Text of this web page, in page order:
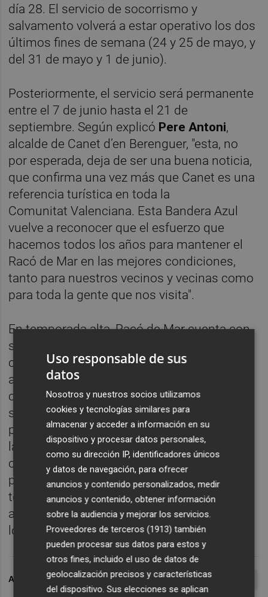
día 28. El servicio de socorrismo y
salvamento volverá a estar operativo los dos
últimos fines de semana (24 y 25 de mayo, y
del 31 de mayo y 1 de junio).
Posteriormente, el servicio será permanente
entre el 7 de junio hasta el 21 de
septiembre. Según explicó Pere Antoni,
alcalde de Canet d’en Berenguer, "esta, no
por esperada, deja de ser una buena noticia,
que confirma una vez más que Canet es una
referencia turística en toda la
Comunitat Valenciana. Esta Bandera Azul
vuelve a reconocer que el esfuerzo que
hacemos todos los años para mantener el
Racó de Mar en las mejores condiciones,
tanto para nuestros vecinos y vecinas como
para toda la gente que nos visita".
En temporada alta, Racó de Mar cuenta con
servicio de socorrismo y salvamento, con
cinco trabajadores, un técnico en
ambulancias y una lancha. Además, como
cada inicio de temporada, en las últimas
señales se han renovado la señalítica y las
pasarelas de acceso. Las duchas y los
lavapiés también han sido revisados, así
como las talanqueras. Igualmente, en las
próximas semanas ya estarán operativos
todos los restaurantes y bares de la playa,
así como los establecimientos dedicados a
los deportes de playa (kayak, paddle surf...).
ARCHIVADO EN CANET D\'EN BERENGUER BANDERA AZUL
Uso responsable de sus
datos
Nosotros y nuestros socios utilizamos
cookies y tecnologías similares para
almacenar y acceder a información en su
dispositivo y procesar datos personales,
como su dirección IP, identificadores únicos
y datos de navegación, para ofrecer
anuncios y contenido personalizados, medir
anuncios y contenido, obtener información
sobre la audiencia y mejorar los servicios.
Proveedores de terceros (1913) también
pueden procesar sus datos para estos y
otros fines, incluido el uso de datos de
geolocalización precisos y características
del dispositivo. Sus elecciones se aplican